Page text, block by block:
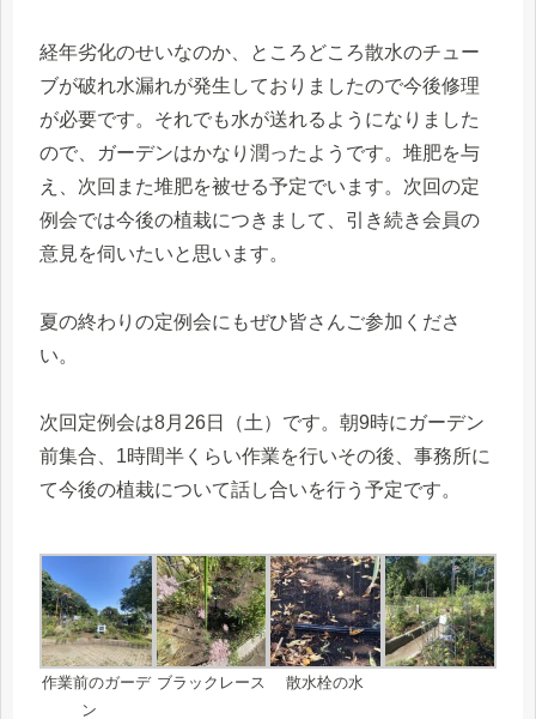
経年劣化のせいなのか、ところどころ散水のチュー
ブが破れ水漏れが発生しておりましたので今後修理
が必要です。それでも水が送れるようになりました
ので、ガーデンはかなり潤ったようです。堆肥を与
え、次回また堆肥を被せる予定でいます。次回の定
例会では今後の植栽につきまして、引き続き会員の
意見を伺いたいと思います。
夏の終わりの定例会にもぜひ皆さんご参加くださ
い。
次回定例会は8月26日（土）です。朝9時にガーデン
前集合、1時間半くらい作業を行いその後、事務所に
て今後の植栽について話し合いを行う予定です。
作業前のガーデ
ン
ブラックレース 散水栓の水